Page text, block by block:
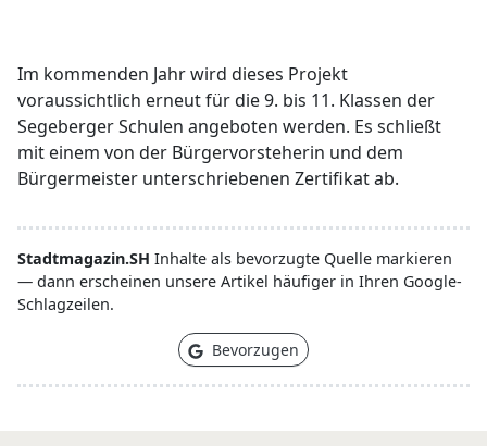
Im kommenden Jahr wird dieses Projekt
voraussichtlich erneut für die 9. bis 11. Klassen der
Segeberger Schulen angeboten werden. Es schließt
mit einem von der Bürgervorsteherin und dem
Bürgermeister unterschriebenen Zertifikat ab.
Stadtmagazin.SH Inhalte als bevorzugte Quelle markieren
— dann erscheinen unsere Artikel häufiger in Ihren Google-
Schlagzeilen.
Bevorzugen